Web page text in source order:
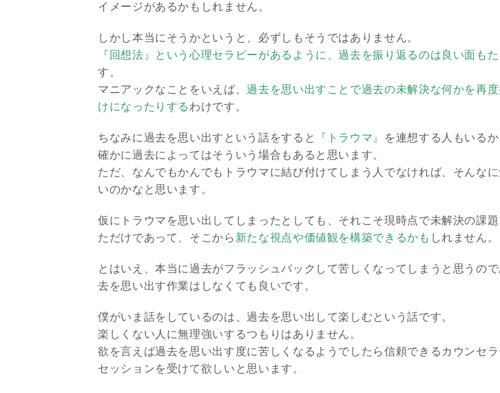
イメージがあるかもしれません。
しかし本当にそうかというと、必ずしもそうではありません。
『回想法』という心理セラピーがあるように、過去を振り返るのは良い面も
す。
マニアックなことをいえば、過去を思い出すことで過去の未解決な何かを再
けになったりする わけです。
ちなみに過去を思い出すという話をすると 『トラウマ』
を連想する人もいるか
確かに過去によってはそういう場合もあると思います。
ただ、なんでもかんでもトラウマに結び付けてしまう人でなければ、そんな
いのかなと思います。
仮にトラウマを思い出してしまったとしても、それこそ現時点で未解決の課
ただけであって、そこから 新たな視点や価値観を構築できるかも しれません。
とはいえ、本当に過去がフラッシュバックして苦しくなってしまうと思うの
去を思い出す作業はしなくても良いです。
僕がいま話をしているのは、過去を思い出して楽しむという話です。
楽しくない人に無理強いするつもりはありません。
欲を言えば過去を思い出す度に苦しくなるようでしたら信頼できるカウンセ
セッションを受けて欲しいと思います。
インタビュー